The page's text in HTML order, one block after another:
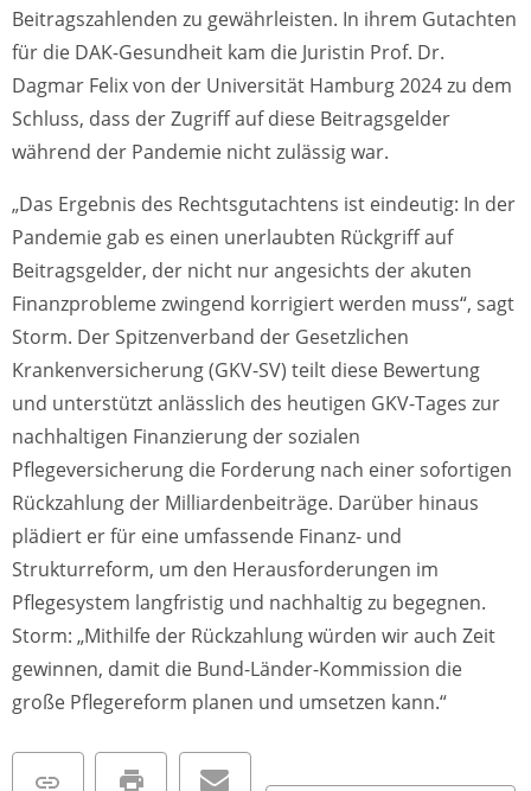
Beitragszahlenden zu gewährleisten. In ihrem Gutachten
für die DAK-Gesundheit kam die Juristin Prof. Dr.
Dagmar Felix von der Universität Hamburg 2024 zu dem
Schluss, dass der Zugriff auf diese Beitragsgelder
während der Pandemie nicht zulässig war.
„Das Ergebnis des Rechtsgutachtens ist eindeutig: In der
Pandemie gab es einen unerlaubten Rückgriff auf
Beitragsgelder, der nicht nur angesichts der akuten
Finanzprobleme zwingend korrigiert werden muss“, sagt
Storm. Der Spitzenverband der Gesetzlichen
Krankenversicherung (GKV-SV) teilt diese Bewertung
und unterstützt anlässlich des heutigen GKV-Tages zur
nachhaltigen Finanzierung der sozialen
Pflegeversicherung die Forderung nach einer sofortigen
Rückzahlung der Milliardenbeiträge. Darüber hinaus
plädiert er für eine umfassende Finanz- und
Strukturreform, um den Herausforderungen im
Pflegesystem langfristig und nachhaltig zu begegnen.
Storm: „Mithilfe der Rückzahlung würden wir auch Zeit
gewinnen, damit die Bund-Länder-Kommission die
große Pflegereform planen und umsetzen kann.“